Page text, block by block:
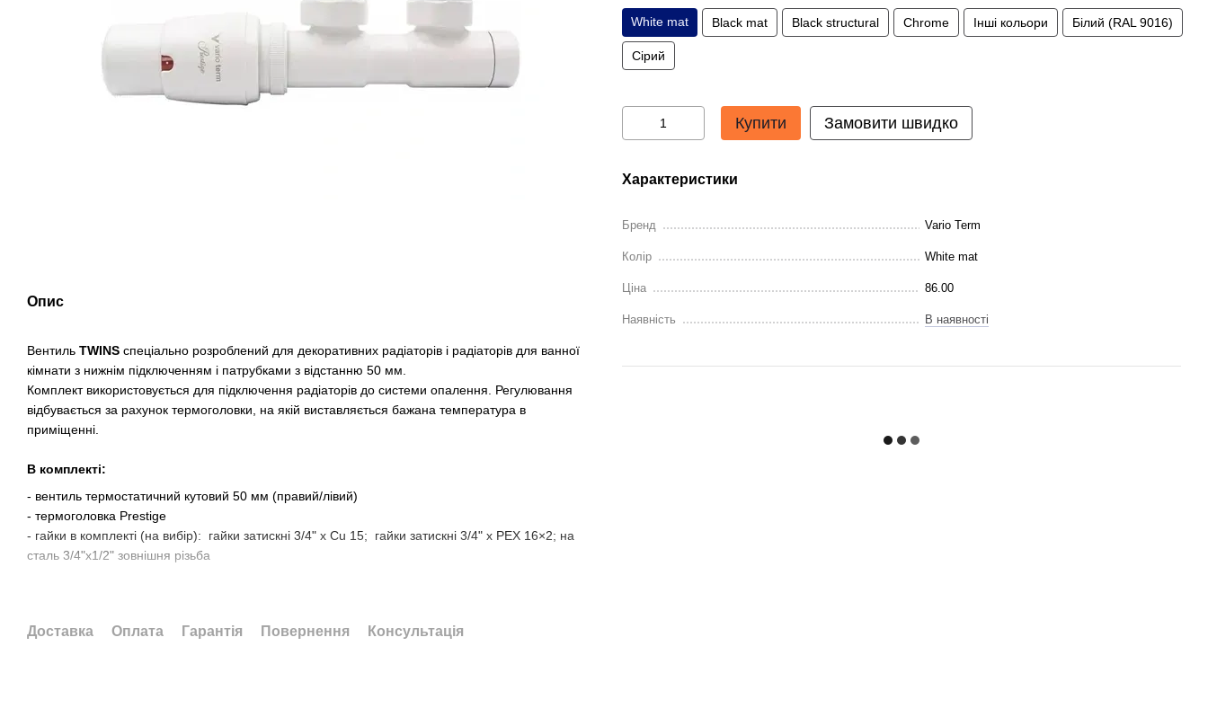
Опис
Вентиль TWINS спеціально розроблений для декоративних радіаторів і радіаторів для ванної
кімнати з нижнім підключенням і патрубками з відстанню 50 мм.
Комплект використовується для підключення радіаторів до системи опалення. Регулювання
відбувається за рахунок термоголовки, на якій виставляється бажана температура в
приміщенні.
В комплекті:
- вентиль термостатичний кутовий 50 мм (правий/лівий)
- термоголовка Prestige
- гайки в комплекті (на вибір): гайки затискні 3/4" x Cu 15; гайки затискні 3/4" x PEX 16×2; на
сталь 3/4"x1/2" зовнішня різьба
- Термостатичні головки повинні бути встановлені на зворотній стороні (якщо джерело
живлення знаходиться справа, дивлячись на радіатор, то термостатична головка повинна
Доставка Оплата Гарантія Повернення Консультація
White mat Black mat Black structural Chrome Інші кольори Білий (RAL 9016)
Сірий
Купити Замовити швидко
Характеристики
Бренд Vario Term
Колір White mat
Ціна 86.00
Наявність В наявності